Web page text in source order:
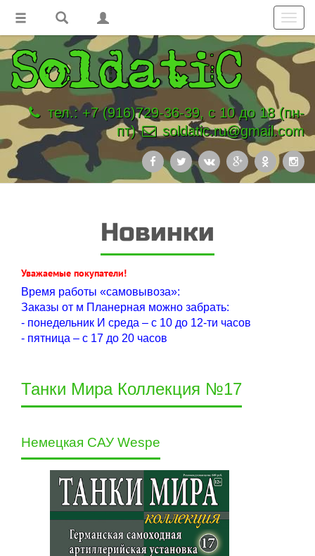
тел.: +7 (916)729-36-39, с 10 до 18 (пн-
пт)
soldatic.ru@gmail.com
Новинки
Уважаемые покупатели!
Время работы «самовывоза»:
Заказы от м Планерная можно забрать:
- понедельник И среда – с 10 до 12-ти часов
- пятница – с 17 до 20 часов
Танки Мира Коллекция №17
Немецкая САУ Wespe